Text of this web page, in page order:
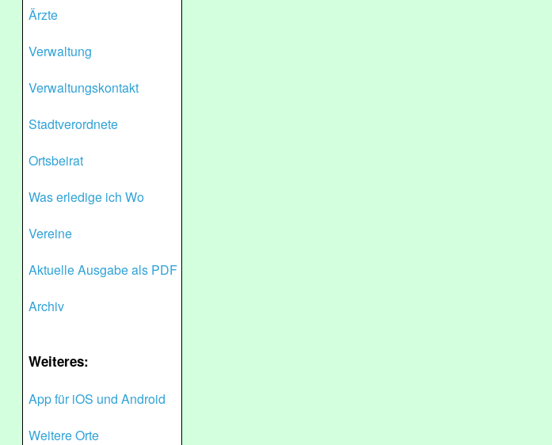
Ärzte
Verwaltung
Verwaltungskontakt
Stadtverordnete
Ortsbeirat
Was erledige ich Wo
Vereine
Aktuelle Ausgabe als PDF
Archiv
Weiteres:
App für iOS und Android
Weitere Orte